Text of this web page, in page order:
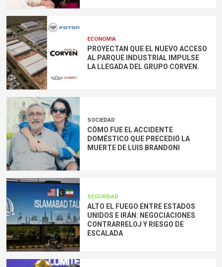
ECONOMIA
PROYECTAN QUE EL NUEVO ACCESO
AL PARQUE INDUSTRIAL IMPULSE
LA LLEGADA DEL GRUPO CORVEN.
SOCIEDAD
CÓMO FUE EL ACCIDENTE
DOMÉSTICO QUE PRECEDIÓ LA
MUERTE DE LUIS BRANDONI
SEGURIDAD
ALTO EL FUEGO ENTRE ESTADOS
UNIDOS E IRÁN: NEGOCIACIONES
CONTRARRELOJ Y RIESGO DE
ESCALADA